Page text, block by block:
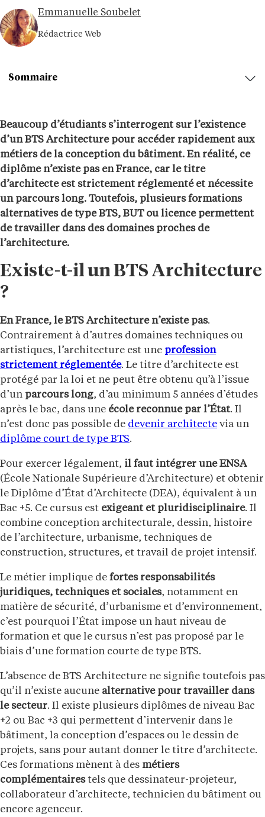
Emmanuelle Soubelet
Rédactrice Web
Beaucoup d’étudiants s’interrogent sur l’existence
d’un BTS Architecture pour accéder rapidement aux
métiers de la conception du bâtiment. En réalité, ce
diplôme n’existe pas en France, car le titre
d’architecte est strictement réglementé et nécessite
un parcours long. Toutefois, plusieurs formations
alternatives de type BTS, BUT ou licence permettent
de travailler dans des domaines proches de
l’architecture.
Existe-t-il un BTS Architecture
?
En France, le BTS Architecture n’existe pas.
Contrairement à d’autres domaines techniques ou
artistiques, l’architecture est une profession
strictement réglementée. Le titre d’architecte est
protégé par la loi et ne peut être obtenu qu’à l’issue
d’un parcours long, d’au minimum 5 années d’études
après le bac, dans une école reconnue par l’État. Il
n’est donc pas possible de devenir architecte via un
diplôme court de type BTS.
Pour exercer légalement, il faut intégrer une ENSA
(École Nationale Supérieure d’Architecture) et obtenir
le Diplôme d’État d’Architecte (DEA), équivalent à un
Bac +5. Ce cursus est exigeant et pluridisciplinaire. Il
combine conception architecturale, dessin, histoire
de l’architecture, urbanisme, techniques de
construction, structures, et travail de projet intensif.
Le métier implique de fortes responsabilités
juridiques, techniques et sociales, notamment en
matière de sécurité, d’urbanisme et d’environnement,
c’est pourquoi l’État impose un haut niveau de
formation et que le cursus n’est pas proposé par le
biais d’une formation courte de type BTS.
L’absence de BTS Architecture ne signifie toutefois pas
qu’il n’existe aucune alternative pour travailler dans
le secteur. Il existe plusieurs diplômes de niveau Bac
+2 ou Bac +3 qui permettent d’intervenir dans le
bâtiment, la conception d’espaces ou le dessin de
projets, sans pour autant donner le titre d’architecte.
Ces formations mènent à des métiers
complémentairestels que dessinateur-projeteur,
collaborateur d’architecte, technicien du bâtiment ou
encore agenceur.
Sommaire